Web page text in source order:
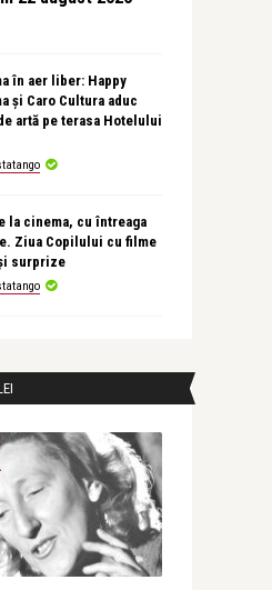
în aer liber: Happy
și Caro Cultura aduc
artă pe terasa Hotelului
la cinema, cu întreaga
Ziua Copilului cu filme
surprize